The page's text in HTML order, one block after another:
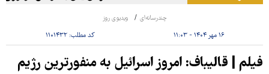
چندرسانه‌ای ویدیوی روز
۱۶ مهر ۱۴۰۴ - ۱۱:۰۳ کد مطلب: ۱۱۰۱۴۳۲
فیلم | قالیباف: امروز اسرائیل به منفورترین رژیم